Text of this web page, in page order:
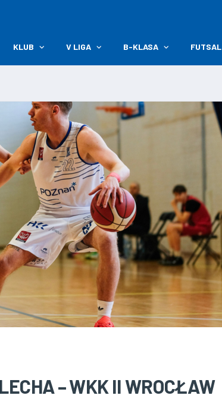
KLUB V LIGA B-KLASA FUTSAL
– WKK II WROCŁAW